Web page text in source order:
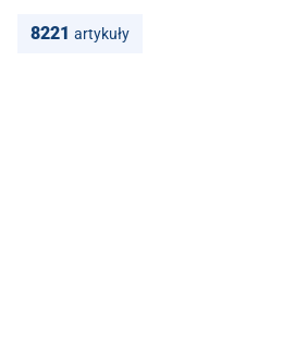
8221 artykuły